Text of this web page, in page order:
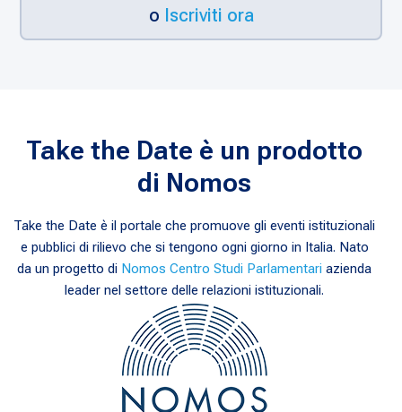
o Iscriviti ora
Take the Date è un prodotto
di Nomos
Take the Date è il portale che promuove gli eventi istituzionali
e pubblici di rilievo che si tengono ogni giorno in Italia. Nato
da un progetto di Nomos Centro Studi Parlamentari azienda
leader nel settore delle relazioni istituzionali.